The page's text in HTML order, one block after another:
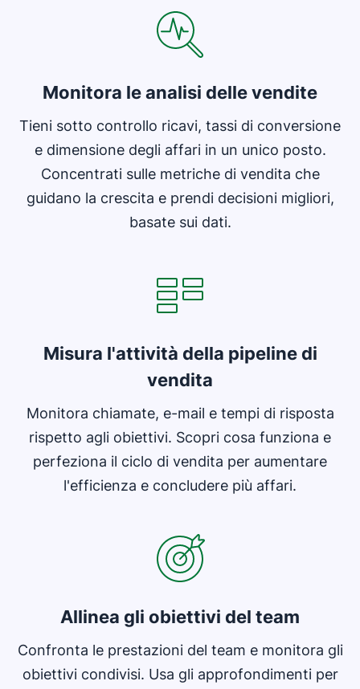
Monitora le analisi delle vendite
Tieni sotto controllo ricavi, tassi di conversione
e dimensione degli affari in un unico posto.
Concentrati sulle metriche di vendita che
guidano la crescita e prendi decisioni migliori,
basate sui dati.
Misura l'attività della pipeline di
vendita
Monitora chiamate, e-mail e tempi di risposta
rispetto agli obiettivi. Scopri cosa funziona e
perfeziona il ciclo di vendita per aumentare
l'efficienza e concludere più affari.
Allinea gli obiettivi del team
Confronta le prestazioni del team e monitora gli
obiettivi condivisi. Usa gli approfondimenti per